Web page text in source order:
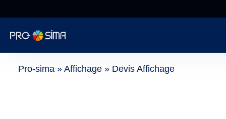
Pro-sima » Affichage » Devis Affichage